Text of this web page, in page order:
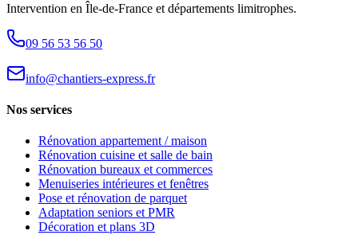
Intervention en Île-de-France et départements limitrophes.
09 56 53 56 50
info@chantiers-express.fr
Nos services
Rénovation appartement / maison
Rénovation cuisine et salle de bain
Rénovation bureaux et commerces
Menuiseries intérieures et fenêtres
Pose et rénovation de parquet
Adaptation seniors et PMR
Décoration et plans 3D